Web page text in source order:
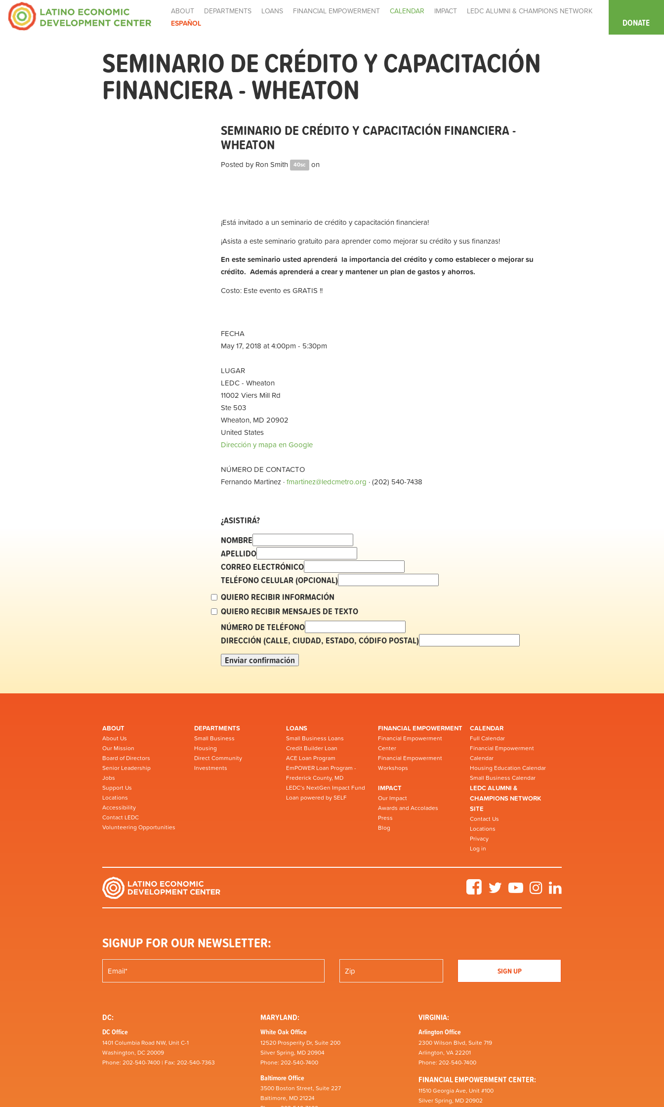
ABOUT DEPARTMENTS LOANS FINANCIAL EMPOWERMENT CALENDAR IMPACT
LEDC ALUMNI & CHAMPIONS NETWORK
ESPAÑOL
DONATE
SEMINARIO DE CRÉDITO Y CAPACITACIÓN
FINANCIERA - WHEATON
SEMINARIO DE CRÉDITO Y CAPACITACIÓN FINANCIERA -
WHEATON
Posted by Ron Smith 40sc on
¡Está invitado a un seminario de crédito y capacitación financiera!
¡Asista a este seminario gratuito para aprender como mejorar su crédito y sus finanzas!
En este seminario usted aprenderá la importancia del crédito y como establecer o mejorar su
crédito. Además aprenderáa crear y mantener un plan de gastos y ahorros.
Costo: Este evento es GRATIS !!
FECHA
May 17, 2018 at 4:00pm - 5:30pm
LUGAR
LEDC - Wheaton
11002 Viers Mill Rd
Ste 503
Wheaton, MD 20902
United States
Dirección y mapa en Google
NÚMERO DE CONTACTO
Fernando Martinez ·fmartinez@ledcmetro.org · (202) 540-7438
¿ASISTIRÁ?
NOMBRE
APELLIDO
CORREO ELECTRÓNICO
TELÉFONO CELULAR (OPCIONAL)
QUIERO RECIBIR INFORMACIÓN
QUIERO RECIBIR MENSAJES DE TEXTO
NÚMERO DE TELÉFONO
DIRECCIÓN (CALLE, CIUDAD, ESTADO, CÓDIFO POSTAL)
ABOUT
About Us
Our Mission
Board of Directors
Senior Leadership
Jobs
Support Us
Locations
Accessibility
Contact LEDC
Volunteering Opportunities
DEPARTMENTS
Small Business
Housing
Direct Community
Investments
LOANS
Small Business Loans
Credit Builder Loan
ACE Loan Program
EmPOWER Loan Program -
Frederick County, MD
LEDC’s NextGen Impact Fund
Loan powered by SELF
FINANCIAL EMPOWERMENT
Financial Empowerment
Center
Financial Empowerment
Workshops
CALENDAR
Full Calendar
Financial Empowerment
Calendar
Housing Education Calendar
Small Business Calendar
IMPACT
Our Impact
Awards and Accolades
Press
Blog
LEDC ALUMNI &
CHAMPIONS NETWORK
SITE
Contact Us
Locations
Privacy
Log in
FacebookTwitter YouTubeInstagram
SIGNUP FOR OUR NEWSLETTER:
DC:
DC Office
1401 Columbia Road NW, Unit C-1
Washington, DC 20009
Phone: 202-540-7400 | Fax: 202-540-7363
MARYLAND:
White Oak Office
12520 Prosperity Dr, Suite 200
Silver Spring, MD 20904
Phone: 202-540-7400
Baltimore Office
3500 Boston Street, Suite 227
Baltimore, MD 21224
VIRGINIA:
Arlington Office
2300 Wilson Blvd, Suite 719
Arlington, VA 22201
Phone: 202-540-7400
FINANCIAL EMPOWERMENT CENTER:
11510 Georgia Ave, Unit #100
Silver Spring, MD 20902